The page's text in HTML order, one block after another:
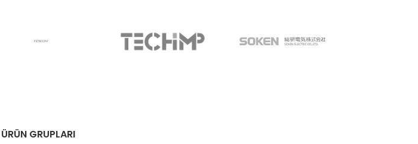
ÜRÜN GRUPLARI